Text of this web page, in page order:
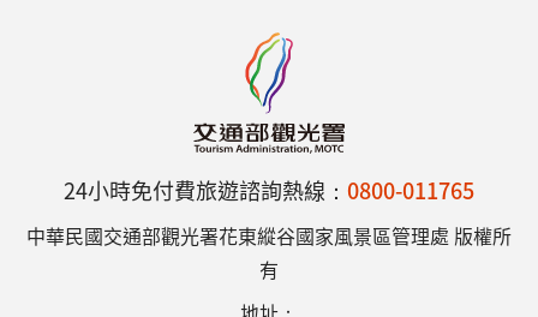
24小時免付費旅遊諮詢熱線： 0800-011765
中華民國交通部觀光署花東縱谷國家風景區管理處 版權所
有